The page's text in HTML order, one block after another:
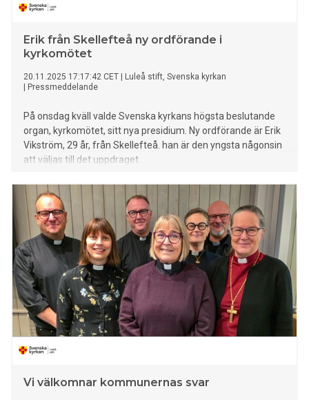
Erik från Skellefteå ny ordförande i
kyrkomötet
20.11.2025 17:17:42 CET
Luleå stift, Svenska kyrkan
Pressmeddelande
På onsdag kväll valde Svenska kyrkans högsta beslutande
organ, kyrkomötet, sitt nya presidium. Ny ordförande är Erik
Vikström, 29 år, från Skellefteå. han är den yngsta någonsin
att väljas till det uppdraget.
Vi välkomnar kommunernas svar